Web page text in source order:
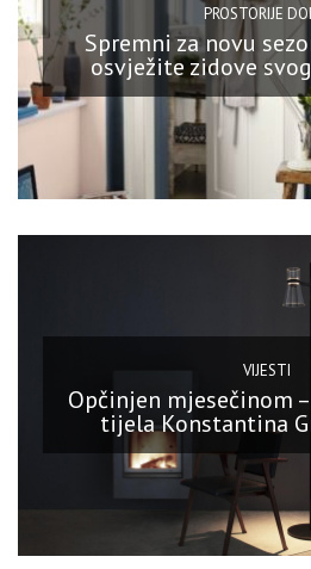
PROSTORIJE
Spremni za novu
osvježite zidove
VIJESTI
Opčinjen mjesečinom
tijela Konstantina